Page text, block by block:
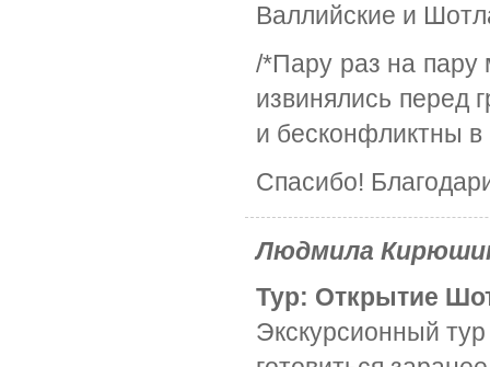
Валлийские и
/*Пару раз на пару
извинялись перед
и бесконфликтны
Спасибо!
Людмила
Тур: Открытие
Экскурсионный